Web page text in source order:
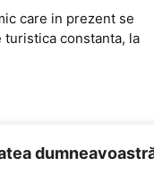
care in prezent se
constanta, la